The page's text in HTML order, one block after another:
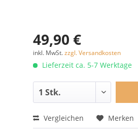
49,90 €
inkl. MwSt.zzgl. Versandkosten
Lieferzeit ca. 5-7 Werktage
Vergleichen Merken